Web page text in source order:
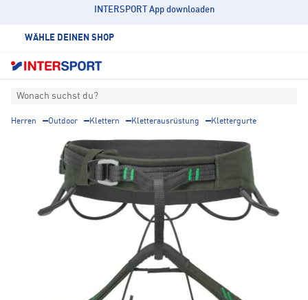
INTERSPORT App downloaden
WÄHLE DEINEN SHOP
Wonach suchst du?
Herren Outdoor Klettern Kletterausrüstung Klettergurte